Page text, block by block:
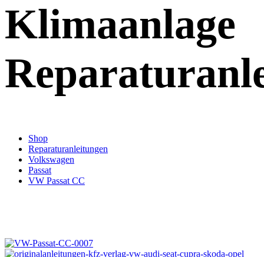
Klimaanlage
Shop
Reparaturanleitungen
Volkswagen
Passat
VW Passat CC